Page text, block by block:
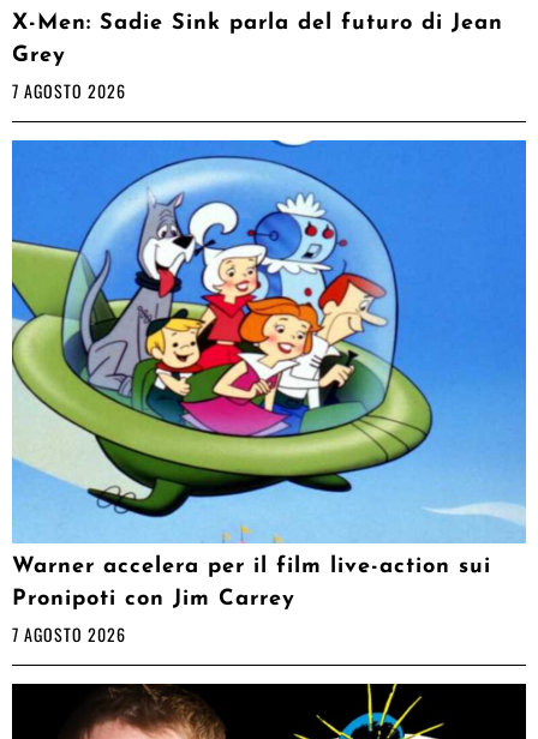
X-Men: Sadie Sink parla del futuro di Jean
Grey
7 AGOSTO 2026
Warner accelera per il film live-action sui
Pronipoti con Jim Carrey
7 AGOSTO 2026